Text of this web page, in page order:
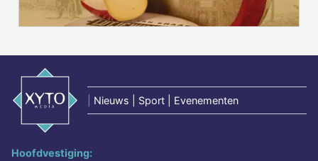
Nieuws | Sport | Evenementen
Hoofdvestiging: